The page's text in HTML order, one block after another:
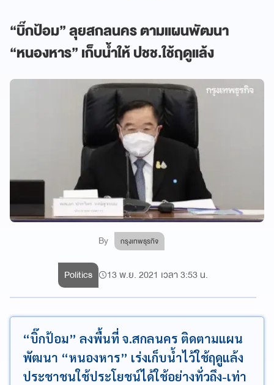
“บิ๊กป้อม” ลุยสกลนคร ตามแผนพัฒนา
“หนองหาร” เก็บน้ำให้ ปชช.ใช้ฤดูแล้ง
By กรุงเทพธุรกิจ
Politics 13 พ.ย. 2021 เวลา 3:53 น.
“บิ๊กป้อม” ลงพื้นที่ จ.สกลนคร ติดตามแผน
พัฒนา “หนองหาร” เร่งเก็บน้ำไว้ใช้ฤดูแล้ง
ประชาชนใช้ประโยชน์ได้ใช้อย่างทั่วถึง-เท่า